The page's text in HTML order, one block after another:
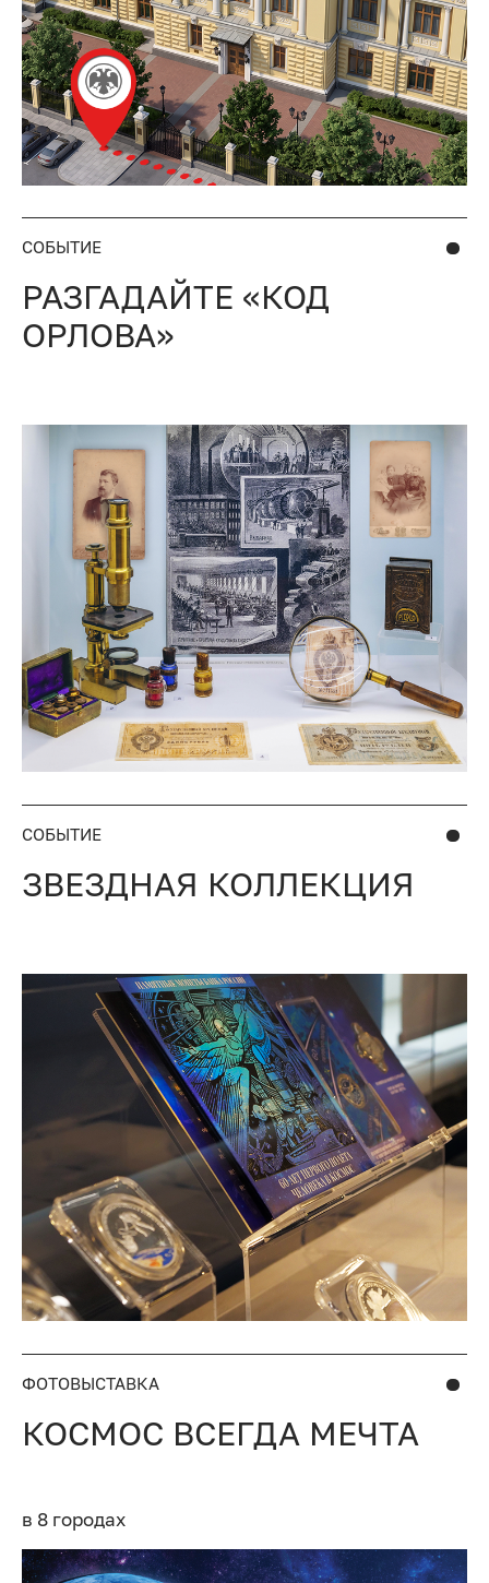
СОБЫТИЕ
РАЗГАДАЙТЕ «КОД
ОРЛОВА»
СОБЫТИЕ
ЗВЕЗДНАЯ КОЛЛЕКЦИЯ
ФОТОВЫСТАВКА
КОСМОС ВСЕГДА МЕЧТА
в 8 городах